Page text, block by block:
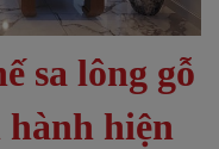
sa lông gỗ
hành hiện